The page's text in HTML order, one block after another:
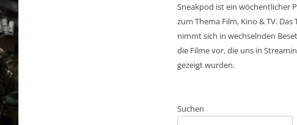
Sneakpod ist ein wöchentlicher
zum Thema Film, Kino & TV. Das
nimmt sich in wechselnden
die Filme vor, die uns in
gezeigt wurden.
Suchen